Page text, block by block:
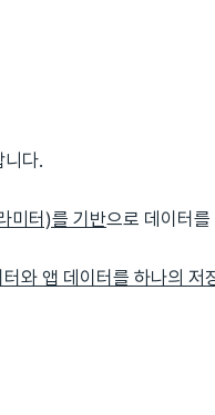
니다.
미터)를 기반으로 데이터
와 앱 데이터를 하나의 저